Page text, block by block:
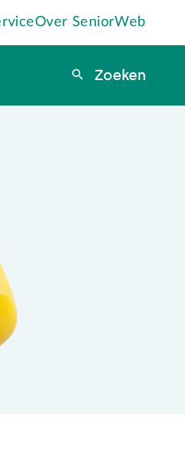
Over SeniorWeb
Zoeken
Zoeken